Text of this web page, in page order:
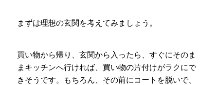
まずは理想の玄関を考えてみましょう。
買い物から帰り、玄関から入ったら、すぐにそのま
まキッチンへ行ければ、買い物の片付けがラクにで
きそうです。もちろん、その前にコートを脱いで、